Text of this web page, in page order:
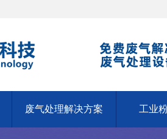
废气处理解决方案 工业